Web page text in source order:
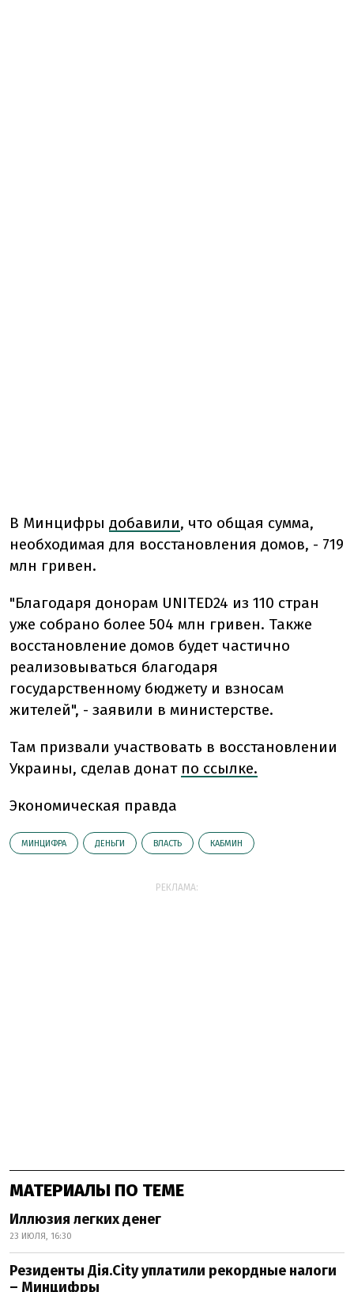
В Минцифры добавили, что общая сумма,
необходимая для восстановления домов, - 719
млн гривен.
"Благодаря донорам UNITED24 из 110 стран
уже собрано более 504 млн гривен. Также
восстановление домов будет частично
реализовываться благодаря
государственному бюджету и взносам
жителей", - заявили в министерстве.
Там призвали участвовать в восстановлении
Украины, сделав донат по ссылке.
Экономическая правда
МИНЦИФРА ДЕНЬГИ ВЛАСТЬ КАБМИН
РЕКЛАМА:
МАТЕРИАЛЫ ПО ТЕМЕ
Иллюзия легких денег
23 ИЮЛЯ, 16:30
Резиденты Дія.City уплатили рекордные налоги
– Минцифры